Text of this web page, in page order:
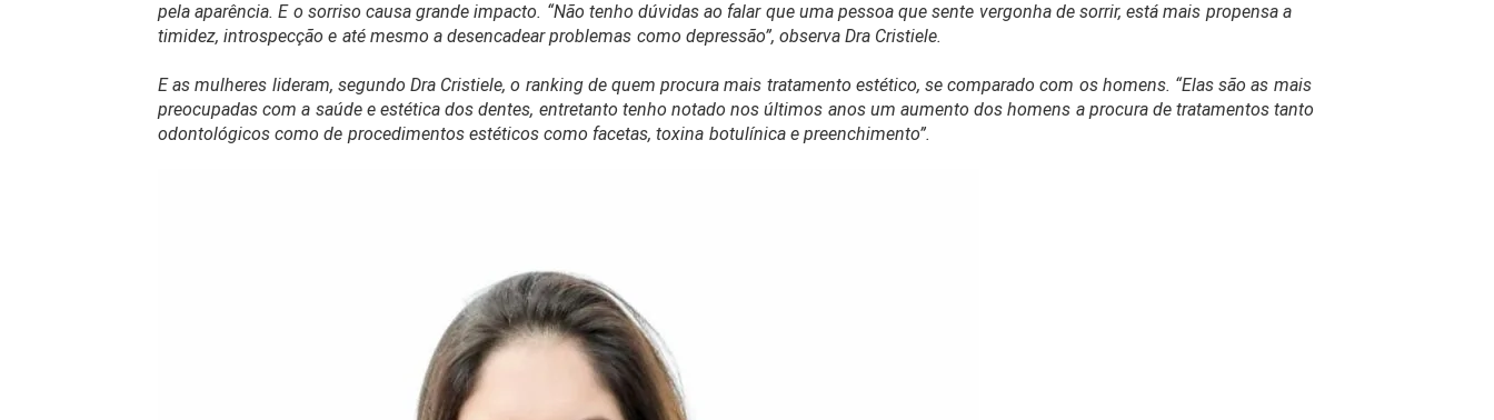
pela aparência. E o sorriso causa grande impacto. “Não tenho dúvidas ao falar que uma pessoa que sente vergonha de sorrir, está mais propensa a
timidez, introspecção e até mesmo a desencadear problemas como depressão”, observa Dra Cristiele.
E as mulheres lideram, segundo Dra Cristiele, o ranking de quem procura mais tratamento estético, se comparado com os homens. “Elas são as mais
preocupadas com a saúde e estética dos dentes, entretanto tenho notado nos últimos anos um aumento dos homens a procura de tratamentos tanto
odontológicos como de procedimentos estéticos como facetas, toxina botulínica e preenchimento”.